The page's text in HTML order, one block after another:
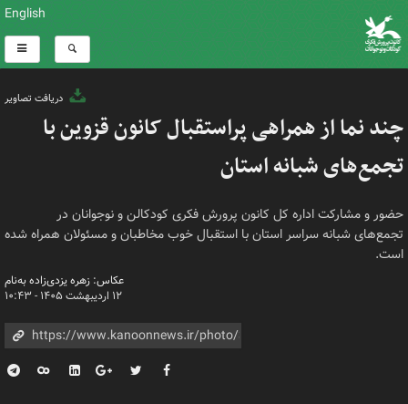
English
دریافت تصاویر
چند نما از همراهی پراستقبال کانون قزوین با
تجمع‌های شبانه استان
حضور و مشارکت اداره کل کانون پرورش فکری کودکالن و نوجوانان در
تجمع‌های شبانه سراسر استان با استقبال خوب مخاطبان و مسئولان همراه شده
است.
عکاس: زهره یزدی‌زاده به‌نام
۱۲ اردیبهشت ۱۴۰۵ - ۱۰:۴۳